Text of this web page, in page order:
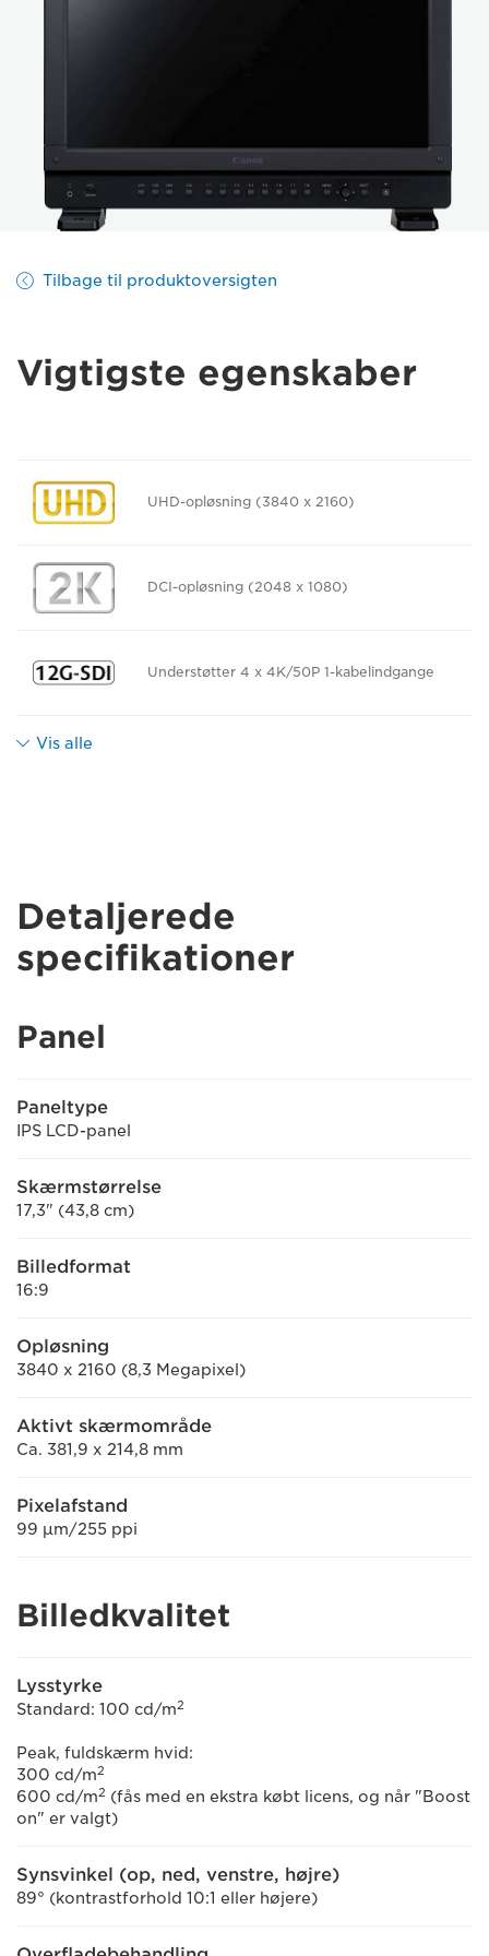
Tilbage til produktoversigten
Vigtigste egenskaber
UHD-opløsning (3840 x 2160)
DCI-opløsning (2048 x 1080)
Understøtter 4 x 4K/50P 1-kabelindgange
Vis alle
Detaljerede
specifikationer
Panel
Paneltype
IPS LCD-panel
Skærmstørrelse
17,3" (43,8 cm)
Billedformat
16:9
Opløsning
3840 x 2160 (8,3 Megapixel)
Aktivt skærmområde
Ca. 381,9 x 214,8 mm
Pixelafstand
99 μm/255 ppi
Billedkvalitet
Lysstyrke
Standard: 100 cd/m2
Peak, fuldskærm hvid:
300 cd/m2
600 cd/m2 (fås med en ekstra købt licens, og når "Boost
on" er valgt)
Synsvinkel (op, ned, venstre, højre)
89° (kontrastforhold 10:1 eller højere)